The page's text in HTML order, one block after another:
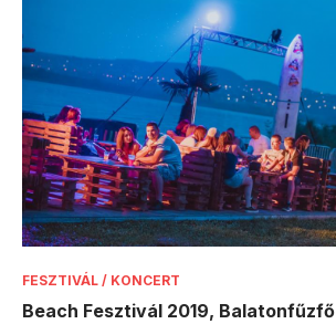
FESZTIVÁL / KONCERT
Beach Fesztivál 2019, Balatonfűzfő